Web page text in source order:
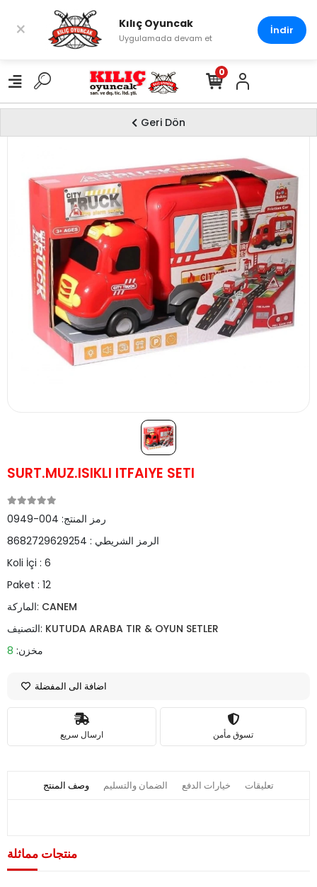
0
Geri Dön
SURT.MUZ.ISIKLI ITFAIYE SETI
رمز المنتج: 004-0949
الرمز الشريطي : 8682729629254
Koli İçi : 6
Paket : 12
الماركة: CANEM
التصنيف: KUTUDA ARABA TIR & OYUN SETLER
مخزن: 8
اضافة الى المفضلة
ارسال سريع تسوق مأمن
وصف المنتج الضمان والتسليم خيارات الدفع تعليقات
منتجات مماثلة
× Kılıç Oyuncak
Uygulamada devam et
İndir